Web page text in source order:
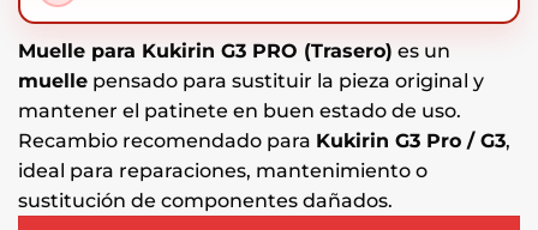
Muelle para Kukirin G3 PRO (Trasero) es un
muelle pensado para sustituir la pieza original y
mantener el patinete en buen estado de uso.
Recambio recomendado para Kukirin G3 Pro / G3,
ideal para reparaciones, mantenimiento o
sustitución de componentes dañados.